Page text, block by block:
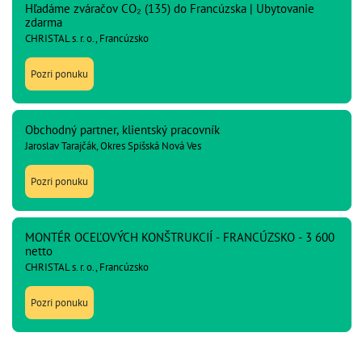
Hľadáme zváračov CO₂ (135) do Francúzska | Ubytovanie
zdarma
CHRISTAL s. r. o., Francúzsko
Pozri ponuku
Obchodný partner, klientský pracovník
Jaroslav Tarajčák, Okres Spišská Nová Ves
Pozri ponuku
MONTÉR OCEĽOVÝCH KONŠTRUKCIÍ - FRANCÚZSKO - 3 600
netto
CHRISTAL s. r. o., Francúzsko
Pozri ponuku